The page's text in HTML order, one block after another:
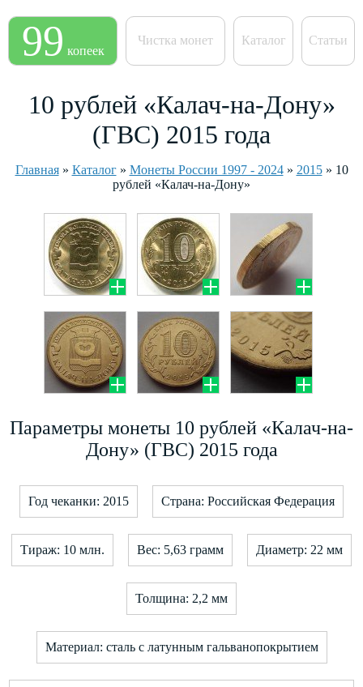
99 копеек
Чистка монет Каталог Статьи
10 рублей «Калач-на-Дону»
(ГВС) 2015 года
Главная» Каталог» Монеты России 1997 - 2024» 2015» 10
рублей «Калач-на-Дону»
Параметры монеты 10 рублей «Калач-на-
Дону» (ГВС) 2015 года
Год чеканки: 2015 Страна: Российская Федерация
Тираж: 10 млн. Вес: 5,63 грамм Диаметр: 22 мм
Толщина: 2,2 мм
Материал: сталь с латунным гальванопокрытием